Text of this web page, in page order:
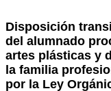
Disposición
del alumnado
artes plásticas y
la familia
por la Ley